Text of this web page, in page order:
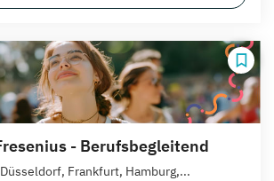
- Berufsbegleitend
Frankfurt, Hamburg,...